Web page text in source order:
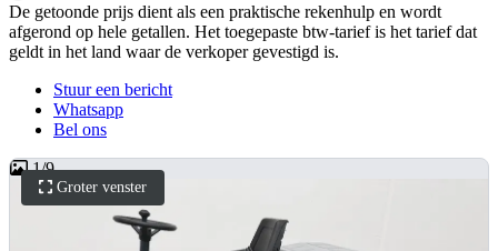
De getoonde prijs dient als een praktische rekenhulp en wordt
afgerond op hele getallen. Het toegepaste btw-tarief is het tarief dat
geldt in het land waar de verkoper gevestigd is.
Stuur een bericht
Whatsapp
Bel ons
Groter venster
1/9